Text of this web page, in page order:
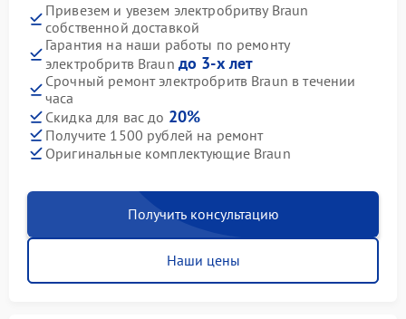
Привезем и увезем электробритву Braun
собственной доставкой
Гарантия на наши работы по ремонту
электробритв Braun до 3-х лет
Срочный ремонт электробритв Braun в течении
часа
Скидка для вас до 20%
Получите 1500 рублей на ремонт
Оригинальные комплектующие Braun
Получить консультацию
Наши цены